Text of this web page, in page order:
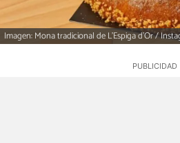
Imagen: Mona tradicional de L'Espiga d'Or /